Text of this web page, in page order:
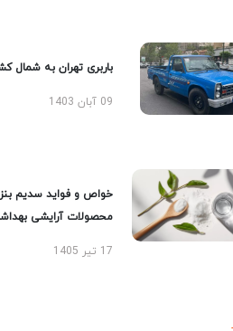
باربری تهران به شمال
09 آبان 1403
خواص و فواید سدیم
محصولات آرایشی
17 تیر 1405